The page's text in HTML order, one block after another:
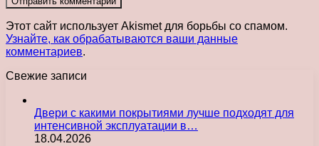
Этот сайт использует Akismet для борьбы со спамом.
Узнайте, как обрабатываются ваши данные
комментариев.
Свежие записи
Двери с какими покрытиями лучше подходят для
интенсивной эксплуатации в…
18.04.2026